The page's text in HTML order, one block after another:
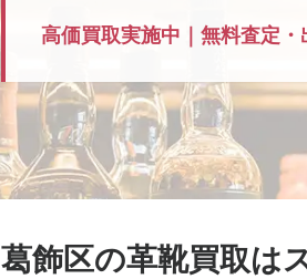
高価買取実施中｜無料査定・
葛飾区の革靴買取は